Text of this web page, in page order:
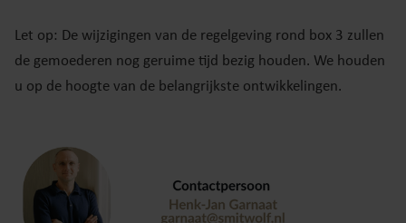
Let op: De wijzigingen van de regelgeving rond box 3 zullen
de gemoederen nog geruime tijd bezig houden. We houden
u op de hoogte van de belangrijkste ontwikkelingen.